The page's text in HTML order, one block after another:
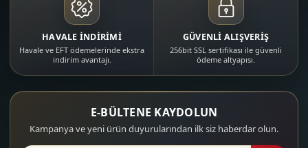
HAVALE İNDİRİMİ
Havale ve EFT ödemelerinde ekstra
indirim avantajı.
GÜVENLİ ALIŞVERİŞ
256bit SSL sertifikası ile güvenli
ödeme altyapısı.
E-BÜLTENE KAYDOLUN
Kampanya ve yeni ürün duyurularından ilk siz haberdar olun.